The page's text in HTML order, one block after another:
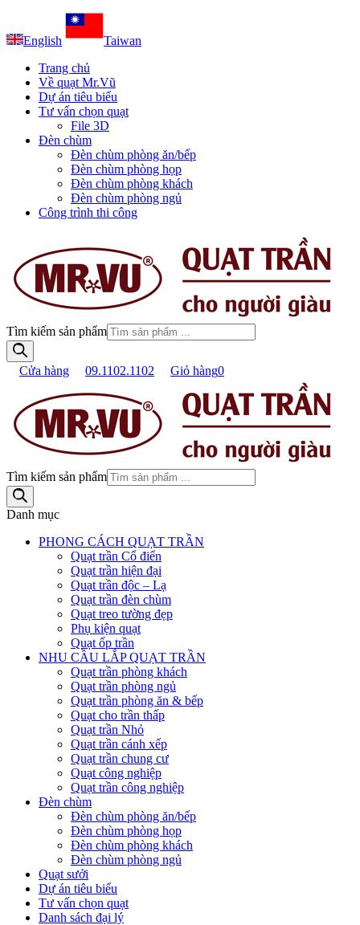
English
Taiwan
Trang chủ
Về quạt Mr.Vũ
Dự án tiêu biểu
Tư vấn chọn quạt
File 3D
Đèn chùm
Đèn chùm phòng ăn/bếp
Đèn chùm phòng họp
Đèn chùm phòng khách
Đèn chùm phòng ngủ
Công trình thi công
Tìm kiếm sản phẩm
Cửa hàng 09.1102.1102 Giỏ hàng0
Tìm kiếm sản phẩm
Danh mục
PHONG CÁCH QUẠT TRẦN
Quạt trần Cổ điển
Quạt trần hiện đại
Quạt trần độc – Lạ
Quạt trần đèn chùm
Quạt treo tường đẹp
Phụ kiện quạt
Quạt ốp trần
NHU CẦU LẮP QUẠT TRẦN
Quạt trần phòng khách
Quạt trần phòng ngủ
Quạt trần phòng ăn & bếp
Quạt cho trần thấp
Quạt trần Nhỏ
Quạt trần cánh xếp
Quạt trần chung cư
Quạt công nghiệp
Quạt trần công nghiệp
Đèn chùm
Đèn chùm phòng ăn/bếp
Đèn chùm phòng họp
Đèn chùm phòng khách
Đèn chùm phòng ngủ
Quạt sưởi
Dự án tiêu biểu
Tư vấn chọn quạt
Danh sách đại lý